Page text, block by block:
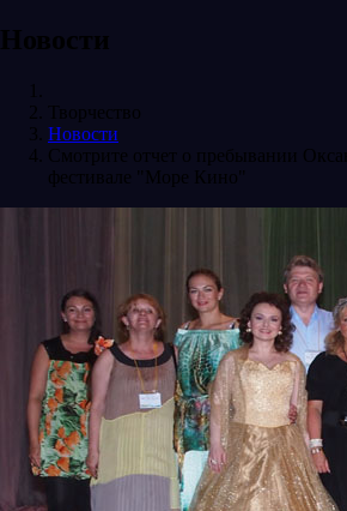
Новости
Творчество
Новости
Смотрите отчет о пребывании
фестивале "Море Кино"